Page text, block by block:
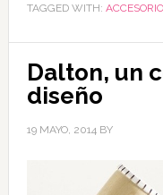
TAGGED WITH:
Dalton, un
diseño
19 MAYO, 2014 BY